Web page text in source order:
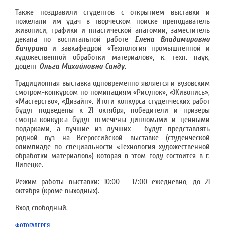
Также поздравили студентов с открытием выставки и
пожелали им удач в творческом поиске преподаватель
живописи, графики и пластической анатомии, заместитель
декана по воспитальной работе Елена Владимировна
Бичурина и завкафедрой «Технология промышленной и
художественной обработки материалов», к. техн. наук,
доцент Ольга Михайловна Санду.
Традиционная выставка одновременно является и вузовским
смотром-конкурсом по номинациям «Рисунок», «Живопись»,
«Мастерство», «Дизайн». Итоги конкурса студенческих работ
будут подведены к 21 октября, победители и призеры
смотра-конкурса будут отмечены дипломами и ценными
подарками, а лучшие из лучших - будут представлять
родной вуз на Всероссийской выставке (студенческой
олимпиаде по специальности «Технология художественной
обработки материалов») которая в этом году состоится в г.
Липецке.
Режим работы выставки: 10:00 - 17:00 ежедневно, до 21
октября (кроме выходных).
Вход свободный.
ФОТОГАЛЕРЕЯ